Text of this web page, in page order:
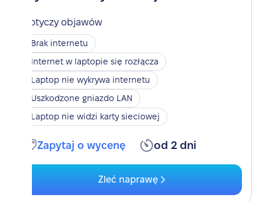
Dotyczy objawów
Brak internetu
Internet w laptopie się rozłącza
Laptop nie wykrywa internetu
Uszkodzone gniazdo LAN
Laptop nie widzi karty sieciowej
Zapytaj o wycenę od 2 dni
Zleć naprawę